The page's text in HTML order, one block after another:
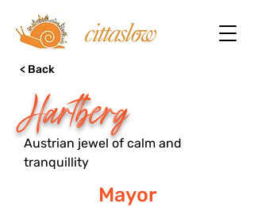
Hartberg
< Back
Austrian jewel of calm and
tranquillity
Mayor